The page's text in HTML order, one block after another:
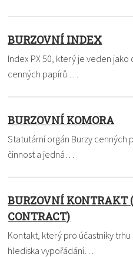
BURZOVNÍ INDEX
Index PX 50, který je veden
cenných papírů.…
BURZOVNÍ KOMORA
Statutární orgán Burzy cenných
činnost a jedná…
BURZOVNÍ KONTRAKT
CONTRACT)
Kontakt, který pro účastníky
hlediska vypořádání…